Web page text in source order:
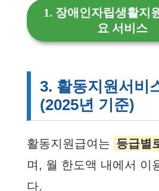
1. 장애인자립생활지
요 서비스
3. 활동지원서비
(2025년 기준)
활동지원급여는 등급별
며, 월 한도액 내에서 이
다.